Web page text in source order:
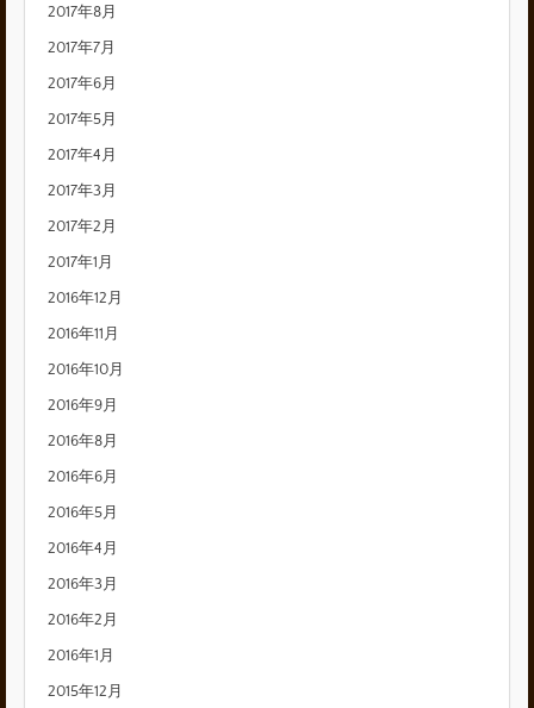
2017年8月
2017年7月
2017年6月
2017年5月
2017年4月
2017年3月
2017年2月
2017年1月
2016年12月
2016年11月
2016年10月
2016年9月
2016年8月
2016年6月
2016年5月
2016年4月
2016年3月
2016年2月
2016年1月
2015年12月